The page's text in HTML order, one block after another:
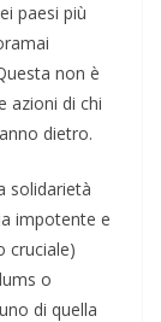
paesi più
non è
azioni di chi
dietro.
solidarietà
impotente e
cruciale)
o
di quella